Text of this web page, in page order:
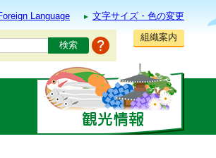
Language
文字サイズ・色の変更
組織案内